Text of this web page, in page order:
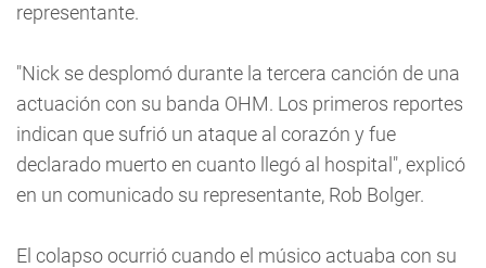
representante.
"Nick se desplomó durante la tercera canción de una
actuación con su banda OHM. Los primeros reportes
indican que sufrió un ataque al corazón y fue
declarado muerto en cuanto llegó al hospital", explicó
en un comunicado su representante, Rob Bolger.
El colapso ocurrió cuando el músico actuaba con su